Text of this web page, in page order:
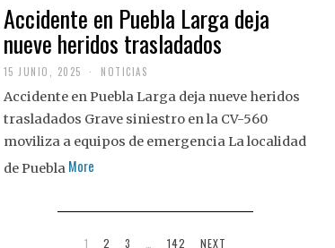
Accidente en Puebla Larga deja
nueve heridos trasladados
15 JUNIO, 2025 NOTICIAS
Accidente en Puebla Larga deja nueve heridos
trasladados Grave siniestro en la CV-560
moviliza a equipos de emergencia La localidad
de Puebla More
1 2 3 … 142 NEXT